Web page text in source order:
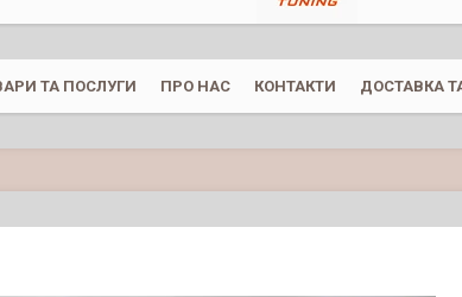
ТА ПОСЛУГИ ПРО НАС КОНТАКТИ ДОСТАВКА